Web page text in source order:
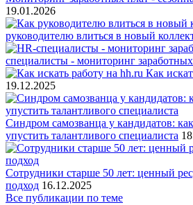
19.01.2026
руководителю влиться в новый
специалисты - мониторинг
Как
19.12.2025
Синдром самозванца у кандидатов:
упустить талантливого специалиста
Сотрудники старше 50 лет: ценный
подход 16.12.2025
Все публикации по теме